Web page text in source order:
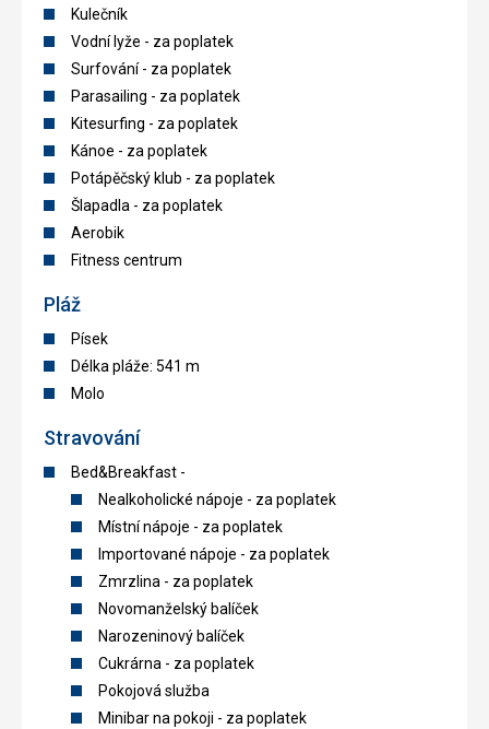
Kulečník
Vodní lyže - za poplatek
Surfování - za poplatek
Parasailing - za poplatek
Kitesurfing - za poplatek
Kánoe - za poplatek
Potápěčský klub - za poplatek
Šlapadla - za poplatek
Aerobik
Fitness centrum
Pláž
Písek
Délka pláže: 541 m
Molo
Stravování
Bed&Breakfast -
Nealkoholické nápoje - za poplatek
Místní nápoje - za poplatek
Importované nápoje - za poplatek
Zmrzlina - za poplatek
Novomanželský balíček
Narozeninový balíček
Cukrárna - za poplatek
Pokojová služba
Minibar na pokoji - za poplatek